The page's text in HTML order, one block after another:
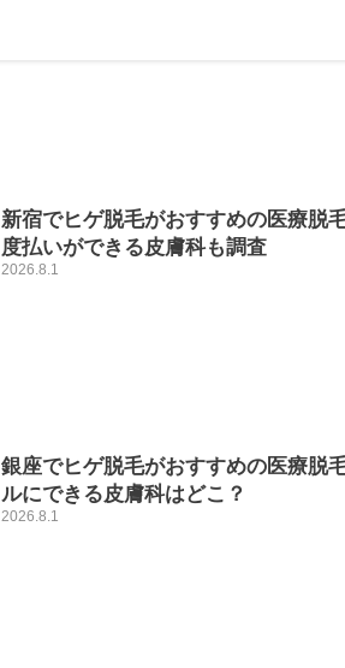
新宿でヒゲ脱毛がおすすめの医療脱
度払いができる皮膚科も調査
2026.8.1
銀座でヒゲ脱毛がおすすめの医療脱
ルにできる皮膚科はどこ？
2026.8.1